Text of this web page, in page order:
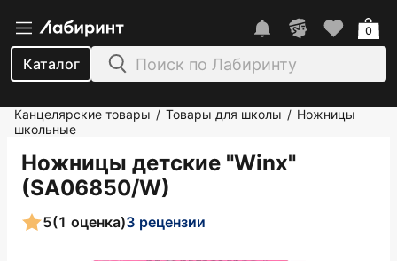
Каталог
0
Канцелярские товары / Товары для школы / Ножницы
школьные
Ножницы детские "Winx"
(SA06850/W)
5(1 оценка)3 рецензии